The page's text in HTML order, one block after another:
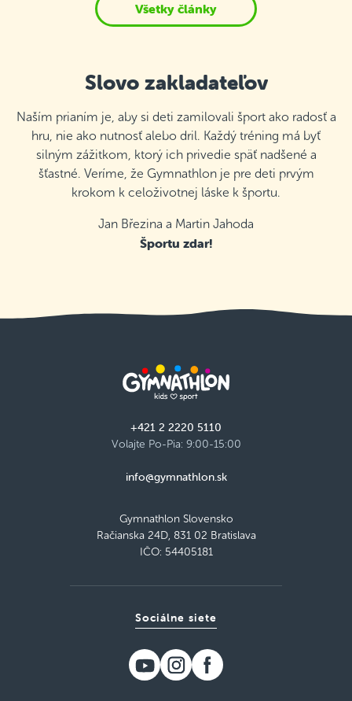
Všetky články
Slovo zakladateľov
Naším prianím je, aby si deti zamilovali šport ako radosť a
hru, nie ako nutnosť alebo dril. Každý tréning má byť
silným zážitkom, ktorý ich privedie späť nadšené a
šťastné. Veríme, že Gymnathlon je pre deti prvým
krokom k celoživotnej láske k športu.
Jan Březina a Martin Jahoda
Športu zdar!
+421 2 2220 5110
Volajte Po-Pia: 9:00-15:00
info@gymnathlon.sk
Gymnathlon Slovensko
Račianska 24D, 831 02 Bratislava
IČO: 54405181
Sociálne siete